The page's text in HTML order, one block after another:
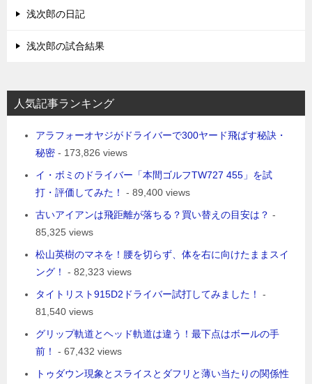
浅次郎の日記
浅次郎の試合結果
人気記事ランキング
アラフォーオヤジがドライバーで300ヤード飛ばす秘訣・
秘密 - 173,826 views
イ・ボミのドライバー「本間ゴルフTW727 455」を試
打・評価してみた！
- 89,400 views
古いアイアンは飛距離が落ちる？買い替えの目安は？ -
85,325 views
松山英樹のマネを！腰を切らず、体を右に向けたままスイ
ング！
- 82,323 views
タイトリスト915D2ドライバー試打してみました！
-
81,540 views
グリップ軌道とヘッド軌道は違う！最下点はボールの手
前！
- 67,432 views
トゥダウン現象とスライスとダフリと薄い当たりの関係性